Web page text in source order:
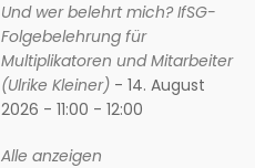
Und wer belehrt mich? IfSG-
Folgebelehrung für
Multiplikatoren und Mitarbeiter
(Ulrike Kleiner) - 14. August
2026 - 11:00 - 12:00
Alle anzeigen